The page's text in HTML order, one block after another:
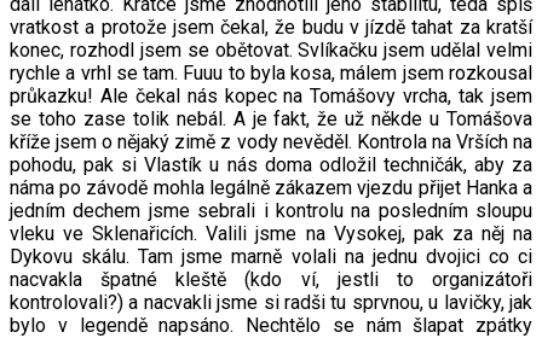
vratkost a protože jsem čekal, že budu v jízdě tahat za kratší
konec, rozhodl jsem se obětovat. Svlíkačku jsem udělal velmi
rychle a vrhl se tam. Fuuu to byla kosa, málem jsem rozkousal
průkazku! Ale čekal nás kopec na Tomášovy vrcha, tak jsem
se toho zase tolik nebál. A je fakt, že už někde u Tomášova
kříže jsem o nějaký zimě z vody nevěděl. Kontrola na Vrších na
pohodu, pak si Vlastík u nás doma odložil techničák, aby za
náma po závodě mohla legálně zákazem vjezdu přijet Hanka a
jedním dechem jsme sebrali i kontrolu na posledním sloupu
vleku ve Sklenařicích. Valili jsme na Vysokej, pak za něj na
Dykovu skálu. Tam jsme marně volali na jednu dvojici co ci
nacvakla špatné kleště (kdo ví, jestli to organizátoři
kontrolovali?) a nacvakli jsme si radši tu sprvnou, u lavičky, jak
bylo v legendě napsáno. Nechtělo se nám šlapat zpátky